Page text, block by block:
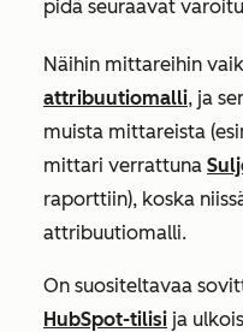
pidä seuraavat
Näihin mittareihin
attribuutiomalli, ja
muista mittareista
mittari verrattuna
raporttiin), koska
attribuutiomalli.
On suositeltavaa
HubSpot-tilisi ja